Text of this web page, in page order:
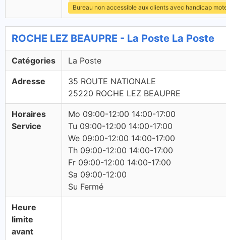
Bureau non accessible aux clients avec handicap
ROCHE LEZ BEAUPRE - La Poste La Poste
Catégories La Poste
Adresse
35 ROUTE NATIONALE
25220 ROCHE LEZ BEAUPRE
Horaires
Service
Mo 09:00-12:00 14:00-17:00
Tu 09:00-12:00 14:00-17:00
We 09:00-12:00 14:00-17:00
Th 09:00-12:00 14:00-17:00
Fr 09:00-12:00 14:00-17:00
Sa 09:00-12:00
Su Fermé
Heure
limite
avant